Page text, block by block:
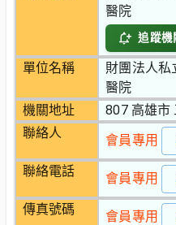
醫院
追蹤機
單位名稱
財團法人私
醫院
機關地址
807 高雄市
聯絡人
會員專用
聯絡電話 會員專用
傳真號碼 會員專用